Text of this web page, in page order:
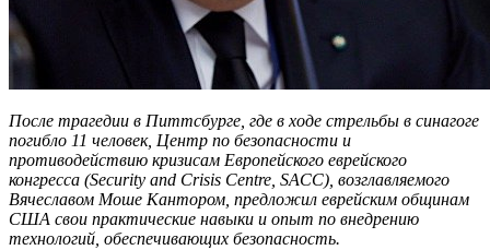
После трагедии в Питтсбурге, где в ходе стрельбы в синагоге
погибло 11 человек, Центр по безопасности и
противодействию кризисам Европейского еврейского
конгресса (Security and Crisis Centre, SACC), возглавляемого
Вячеславом Моше Кантором, предложил еврейским общинам
США свои практические навыки и опыт по внедрению
технологий, обеспечивающих безопасность.